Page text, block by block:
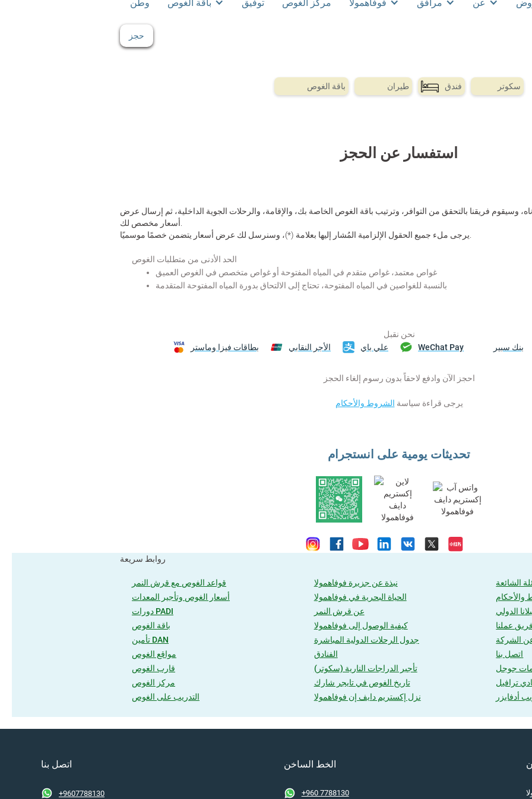
حجز
وطن باقة الغوص توفيق مركز الغوص فوفاهمولا مرافق عن
باقة الغوص طيران فندق سكوتر
استفسار عن الحجز
وسيقوم فريقنا بالتحقق من التوافر، وترتيب باقة الغوص الخاصة بك، والإقامة، والرحلات الجوية الداخلية، ثم إرسال عرض
الحد الأدنى من متطلبات الغوص
غواص معتمد، غواص متقدم في المياه المفتوحة أو غواص متخصص في الغوص العميق
بالنسبة للغواصين في المياه المفتوحة، تحتاج إلى الالتحاق بدورة المياه المفتوحة المتقدمة
نحن نقبل
بطاقات فيزا وماستر
الأجر النقابي علي باي WeChat Pay بنك سبير
احجز الآن وادفع لاحقاً بدون رسوم إلغاء الحجز
يرجى قراءة سياسة الشروط والأحكام
تحديثات يومية على انستجرام
روابط سريعة
قواعد الغوص مع قرش النمر
أسعار الغوص وتأجير المعدات
دورات PADI
باقة الغوص
تأمين DAN
مواقع الغوص
قارب الغوص
مركز الغوص
التدريب على الغوص
نبذة عن جزيرة فوفاهمولا
الحياة البحرية في فوفاهمولا
عن قرش النمر
كيفية الوصول إلى فوفاهمولا
جدول الرحلات الدولية المباشرة
الفنادق
تأجير الدراجات النارية (سكوتر)
تاريخ الغوص في تايجر شارك
نزل إكستريم دايف إن فوفاهمولا
الشائعة
والأحكام
الدولي
فريق عملنا
الشركة
اتصل بنا
جوجل
ترافيل
أدفايزر
اتصل بنا
+9607788130
الخط الساخن
+960 7788130